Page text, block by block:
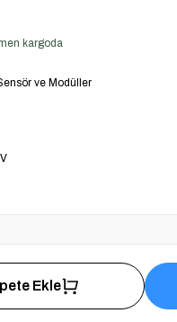
kargoda
ve Modüller
Ekle